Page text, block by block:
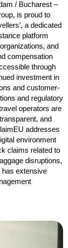
/ Bucharest –
is proud to
a dedicated
platform
and
compensation
through
investment in
and customer-
and regulatory
operators are
and
addresses
environment
claims related to
disruptions,
has extensive